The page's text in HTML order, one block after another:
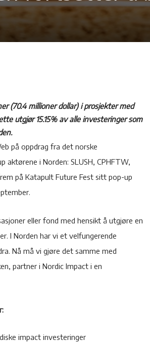
(70.4 millioner dollar) i prosjekter med
utgjør 15.15% av alle investeringer som
på oppdrag fra det norske
aktørene i Norden: SLUSH, CPHFTW,
på Katapult Future Fest sitt pop-up
eller fond med hensikt å utgjøre en
I Norden har vi et velfungerende
Nå må vi gjøre det samme med
partner i Nordic Impact i en
impact investeringer